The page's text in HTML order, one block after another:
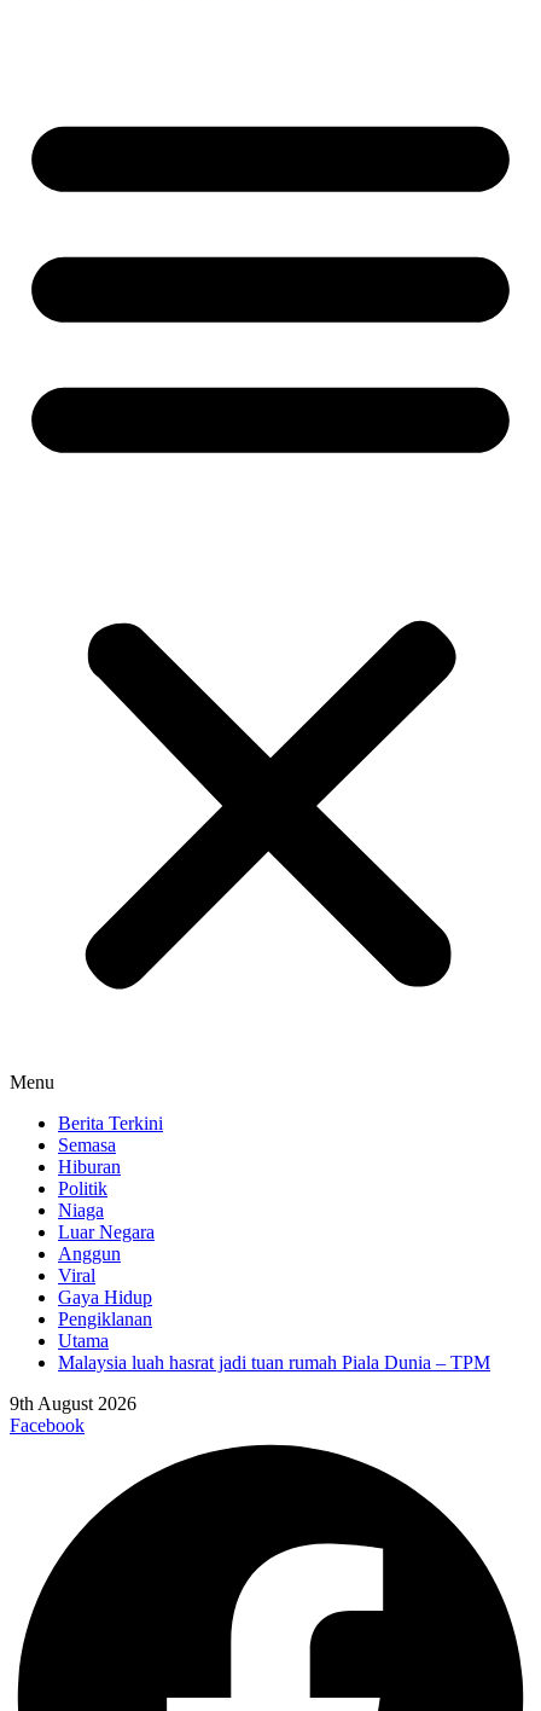
Menu
Berita Terkini
Semasa
Hiburan
Politik
Niaga
Luar Negara
Anggun
Viral
Gaya Hidup
Pengiklanan
Utama
Malaysia luah hasrat jadi tuan rumah Piala Dunia – TPM
9th August 2026
Facebook